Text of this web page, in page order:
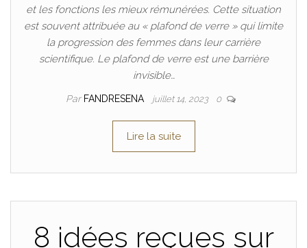
et les fonctions les mieux rémunérées. Cette situation
est souvent attribuée au « plafond de verre » qui limite
la progression des femmes dans leur carrière
scientifique. Le plafond de verre est une barrière
invisible…
Par FANDRESENA juillet 14, 2023 0
Lire la suite
8 idées reçues sur